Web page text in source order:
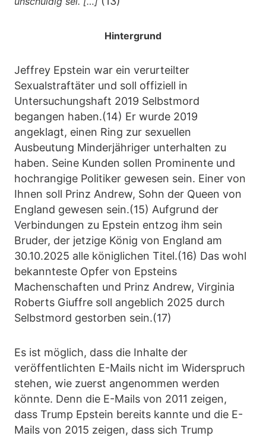
Hintergrund
Jeffrey Epstein war ein verurteilter
Sexualstraftäter und soll offiziell in
Untersuchungshaft 2019 Selbstmord
begangen haben.(14) Er wurde 2019
angeklagt, einen Ring zur sexuellen
Ausbeutung Minderjähriger unterhalten zu
haben. Seine Kunden sollen Prominente und
hochrangige Politiker gewesen sein. Einer von
Ihnen soll Prinz Andrew, Sohn der Queen von
England gewesen sein.(15) Aufgrund der
Verbindungen zu Epstein entzog ihm sein
Bruder, der jetzige König von England am
30.10.2025 alle königlichen Titel.(16) Das wohl
bekannteste Opfer von Epsteins
Machenschaften und Prinz Andrew, Virginia
Roberts Giuffre soll angeblich 2025 durch
Selbstmord gestorben sein.(17)
Es ist möglich, dass die Inhalte der
veröffentlichten E-Mails nicht im Widerspruch
stehen, wie zuerst angenommen werden
könnte. Denn die E-Mails von 2011 zeigen,
dass Trump Epstein bereits kannte und die E-
Mails von 2015 zeigen, dass sich Trump